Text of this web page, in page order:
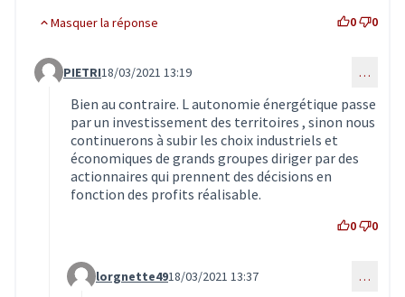
Masquer la réponse 0 0
Commentaire 2852 (réponse au commentaire 2795)
PIETRI18/03/2021 13:19 …
Bien au contraire. L autonomie énergétique passe
par un investissement des territoires , sinon nous
continuerons à subir les choix industriels et
économiques de grands groupes diriger par des
actionnaires qui prennent des décisions en
fonction des profits réalisable.
0 0
Commentaire 2877 (réponse au commentaire 2852)
lorgnette4918/03/2021 13:37 …